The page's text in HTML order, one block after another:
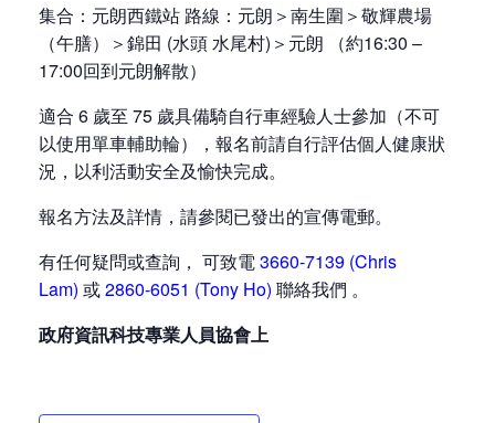
集合：元朗西鐵站 路線：元朗＞南生圍＞敬輝農場
（午膳）＞錦田 (水頭 水尾村)＞元朗 （約16:30 –
17:00回到元朗解散）
適合 6 歲至 75 歲具備騎自行車經驗人士參加（不可
以使用單車輔助輪），報名前請自行評估個人健康狀
況，以利活動安全及愉快完成。
報名方法及詳情，請參閱已發出的宣傳電郵。
有任何疑問或查詢， 可致電 3660-7139 (Chris
Lam) 或2860-6051 (Tony Ho) 聯絡我們 。
政府資訊科技專業人員協會上